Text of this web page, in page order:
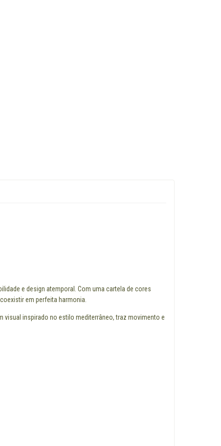
e design atemporal. Com uma cartela de cores
em perfeita harmonia.
visual inspirado no estilo mediterrâneo, traz movimento e